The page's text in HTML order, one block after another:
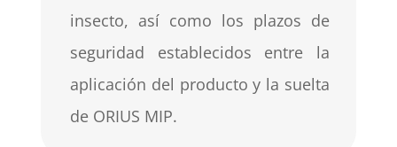
insecto, así como los plazos de
seguridad establecidos entre la
aplicación del producto y la suelta
de ORIUS MIP.